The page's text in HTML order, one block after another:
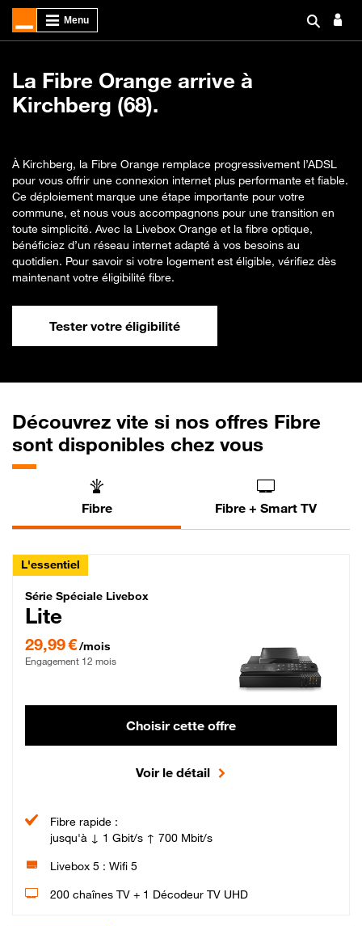
La Fibre Orange arrive à
Kirchberg (68).
À Kirchberg, la Fibre Orange remplace progressivement l’ADSL
pour vous offrir une connexion internet plus performante et fiable.
Ce déploiement marque une étape importante pour votre
commune, et nous vous accompagnons pour une transition en
toute simplicité. Avec la Livebox Orange et la fibre optique,
bénéficiez d’un réseau internet adapté à vos besoins au
quotidien. Pour savoir si votre logement est éligible, vérifiez dès
maintenant votre éligibilité fibre.
Tester votre éligibilité
Découvrez vite si nos offres Fibre
sont disponibles chez vous
Fibre Fibre + Smart TV
L'essentiel
Série Spéciale Livebox Lite Fibre
Série Spéciale Livebox
Lite
29,99 €/mois
Engagement 12 mois
Choisir cette offre
Voir le détail
Fibre rapide :
jusqu'à ↓ 1 Gbit/s ↑ 700 Mbit/s
Livebox 5 : Wifi 5
200 chaînes TV + 1 Décodeur TV UHD